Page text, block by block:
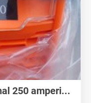
250 amperi...